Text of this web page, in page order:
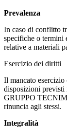
Prevalenza
In caso di conflitto
specifiche o termini
relative a materiali
Esercizio dei diritti
Il mancato
disposizioni
GRUPPO
rinuncia agli stessi.
Integralità